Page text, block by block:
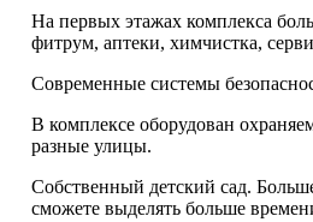
На первых этажах комплекса
фитрум, аптеки, химчистка,
Современные системы
В комплексе оборудован
разные улицы.
Собственный детский сад.
сможете выделять больше